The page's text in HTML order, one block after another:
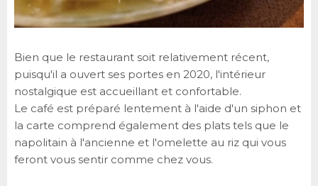
Bien que le restaurant soit relativement récent,
puisqu'il a ouvert ses portes en 2020, l'intérieur
nostalgique est accueillant et confortable.
Le café est préparé lentement à l'aide d'un siphon et
la carte comprend également des plats tels que le
napolitain à l'ancienne et l'omelette au riz qui vous
feront vous sentir comme chez vous.